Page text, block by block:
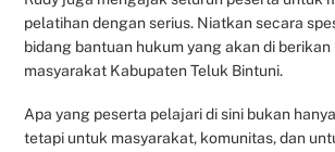
pelatihan dengan serius. Niatkan secara
bidang bantuan hukum yang akan di berikan
masyarakat Kabupaten Teluk Bintuni.
Apa yang peserta pelajari di sini bukan
tetapi untuk masyarakat, komunitas, dan